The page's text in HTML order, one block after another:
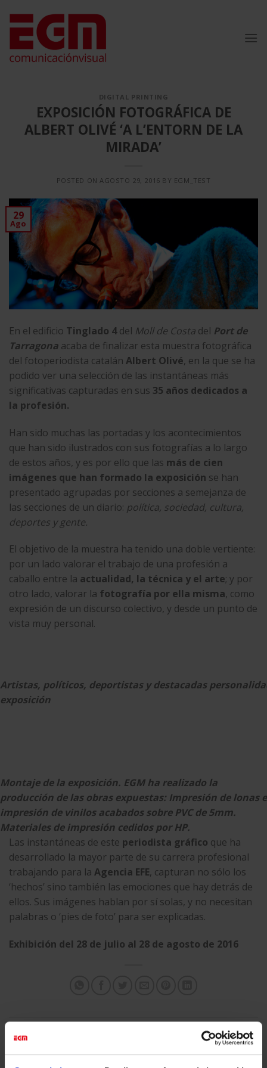
contenido
DIGITAL PRINTING
EXPOSICIÓN FOTOGRÁFICA DE
ALBERT OLIVÉ ‘A L’ENTORN DE LA
MIRADA’
POSTED ON AGOSTO 29, 2016 BY EGM_TEST
29
Ago
En el edificio Tinglado 4del Moll de Costa del Port de
Tarragona acaba de finalizar esta muestra fotográfica
del fotoperiodista catalán Albert Olivé, en la que se ha
podido ver una selección de las instantáneas más
significativas capturadas en sus 35 años dedicados a
la profesión.
Han sido muchas las portadas y los acontecimientos
que han sido ilustrados con sus fotografías a lo largo
de estos años, y es por ello que las más de cien
imágenes que han formado la exposición se han
presentado agrupadas por secciones a semejanza de
las secciones de un diario: política, sociedad, cultura,
deportes y gente.
El objetivo de la muestra ha tenido una doble vertiente:
por un lado valorar el trabajo de una profesión a
caballo entre la actualidad, la técnica y el arte; y por
otro lado, valorar la fotografía por ella misma, como
expresión de un discurso colectivo, y desde un punto de
vista muy personal.
Artistas, políticos, deportistas y destacadas
exposición
Montaje de la exposición. EGMha realizado la
producción de las obras expuestas: Impresión de lonas e
impresión de vinilos acabados sobre PVC de 5mm.
Materiales de impresión cedidos porHP.
Las instantáneas de este periodista gráfico que ha
desarrollado la mayor parte de su carrera profesional
trabajando para la Agencia EFE, capturan no sólo los
‘hechos’ sino también las emociones que hay detrás de
ellos. Sus imágenes hablan por sí solas, y no necesitan
palabras o ‘pies de foto’ para ser explicadas.
Exhibición del 28 de julio al 28 de agosto de 2016
Vinilo impreso.